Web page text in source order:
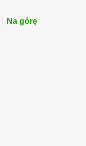
Na górę